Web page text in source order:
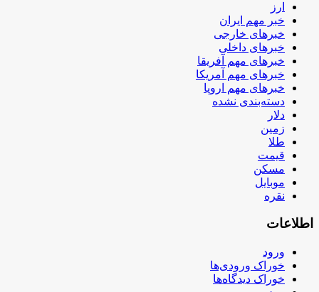
ارز
خبر مهم ایران
خبرهای خارجی
خبرهای داخلی
خبرهای مهم آفریقا
خبرهای مهم آمریکا
خبرهای مهم اروپا
دسته‌بندی نشده
دلار
زمین
طلا
قیمت
مسکن
موبایل
نقره
اطلاعات
ورود
خوراک ورودی‌ها
خوراک دیدگاه‌ها